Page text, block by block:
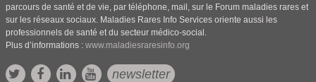
parcours de santé et de vie, par téléphone, mail, sur le Forum maladies rares et
sur les réseaux sociaux. Maladies Rares Info Services oriente aussi les
professionnels de santé et du secteur médico-social.
Plus d’informations : www.maladiesraresinfo.org
newsletter